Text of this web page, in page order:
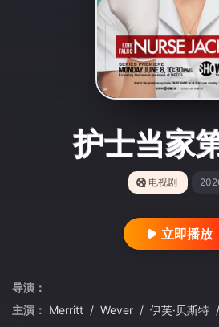
护士当家
电视剧
立即播放
导演：
主演： Merritt / Wever / 伊芙·贝斯特 /